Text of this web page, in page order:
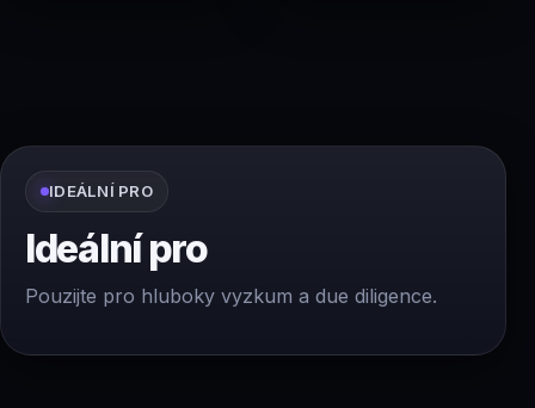
IDEÁLNÍ PRO
Ideální pro
Pouzijte pro hluboky vyzkum a due diligence.